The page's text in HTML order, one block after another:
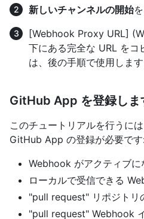
新しいチャンネルの開始
[Webhook Proxy URL]
下にある完全な URL をコ
は、後の手順で使用します
GitHub App を登録しま
このチュートリアルを行うに
GitHub App の登録が必要で
Webhook がアクティブに
ローカルで受信できる
"pull request" リポジトリ
"pull request" Webhook